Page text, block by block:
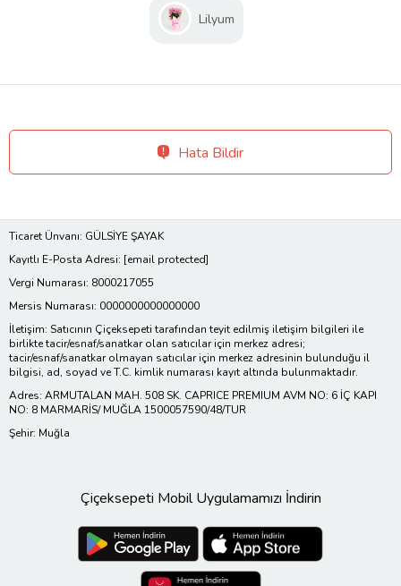
Lilyum
Hata Bildir
Ticaret Ünvanı: GÜLSİYE ŞAYAK
Kayıtlı E-Posta Adresi: [email protected]
Vergi Numarası: 8000217055
Mersis Numarası: 0000000000000000
İletişim: Satıcının Çiçeksepeti tarafından teyit edilmiş iletişim bilgileri ile
birlikte tacir/esnaf/sanatkar olan satıcılar için merkez adresi;
tacir/esnaf/sanatkar olmayan satıcılar için merkez adresinin bulunduğu il
bilgisi, ad, soyad ve T.C. kimlik numarası kayıt altında bulunmaktadır.
Adres: ARMUTALAN MAH. 508 SK. CAPRICE PREMIUM AVM NO: 6 İÇ KAPI
NO: 8 MARMARİS/ MUĞLA 1500057590/48/TUR
Şehir: Muğla
Çiçeksepeti Mobil Uygulamamızı İndirin